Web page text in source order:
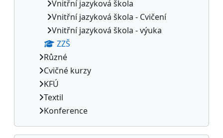
Vnitřní jazyková škola
Vnitřní jazyková škola - Cvičení
Vnitřní jazyková škola - výuka
ZZŠ
Různé
Cvičné kurzy
KFÚ
Textil
Konference